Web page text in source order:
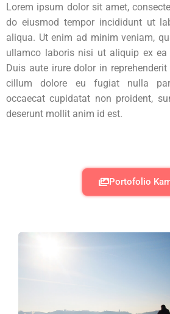
Lorem ipsum dolor sit amet,
do eiusmod tempor incididunt ut
aliqua. Ut enim ad minim veniam,
ullamco laboris nisi ut aliquip ex ea
Duis aute irure dolor in
cillum dolore eu fugiat nulla
occaecat cupidatat non proident,
deserunt mollit anim id est.
Portofolio